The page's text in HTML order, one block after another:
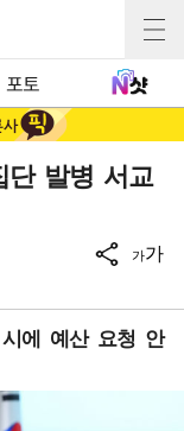
포토
단 발병 서교
가가
에 예산 요청 안